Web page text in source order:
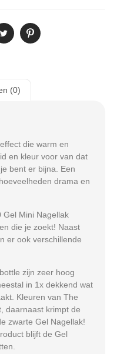
(0)
die warm en
en kleur voor van dat
bent er bijna. Een
drama en
Mini Nagellak
die je zoekt! Naast
er ook verschillende
zijn zeer hoog
in 1x dekkend wat
Kleuren van The
daarnaast krimpt de
zwarte Gel Nagellak!
blijft de Gel